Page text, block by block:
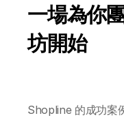
一場為你
坊開始
Shopline 的成功案